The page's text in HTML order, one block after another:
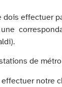
effectuer
de
notre